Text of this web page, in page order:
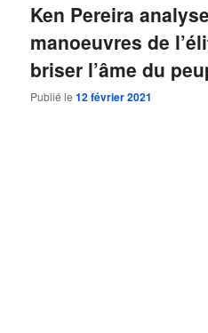
Ken Pereira
manoeuvres de
briser l’âme du
Publié le12 février 2021